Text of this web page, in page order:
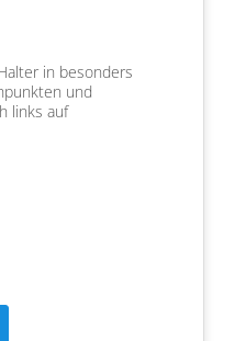
in besonders
und
links auf